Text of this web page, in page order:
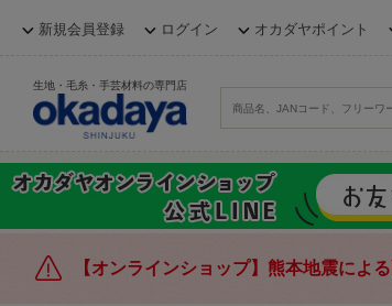
新規会員登録 ログイン オカダヤポイント
生地・毛糸・手芸材料の専門店
【オンラインショップ】熊本地震によ